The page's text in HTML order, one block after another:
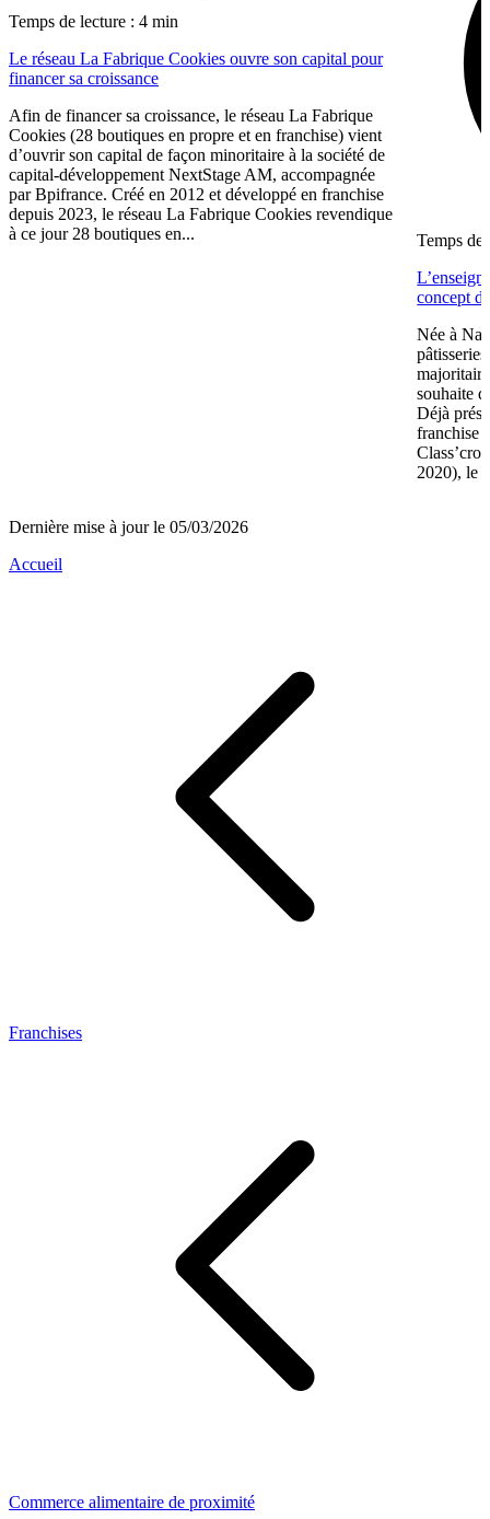
Temps de lecture : 4 min
Le réseau La Fabrique Cookies ouvre son capital pour
financer sa croissance
Afin de financer sa croissance, le réseau La Fabrique
Cookies (28 boutiques en propre et en franchise) vient
d’ouvrir son capital de façon minoritaire à la société de
capital-développement NextStage AM, accompagnée
par Bpifrance. Créé en 2012 et développé en franchise
depuis 2023, le réseau La Fabrique Cookies revendique
à ce jour 28 boutiques en...
Temps de
concept
Née à
souhaite
Déjà
franchise
2020), le
Dernière mise à jour le 05/03/2026
Accueil
Franchises
Commerce alimentaire de proximité